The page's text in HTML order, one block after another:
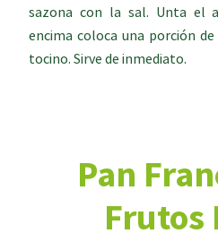
sazona con la sal. Unta el
encima coloca una porción
tocino. Sirve de inmediato.
Pan
Frutos